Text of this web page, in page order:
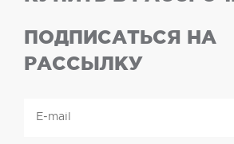
ПОДПИСАТЬСЯ НА
РАССЫЛКУ